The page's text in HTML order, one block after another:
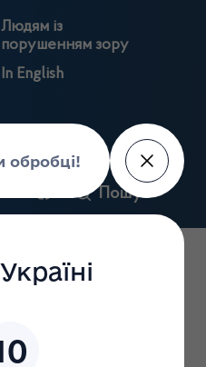
Людям із
порушенням зору
In English
Пошук
Антикорупційний
портал